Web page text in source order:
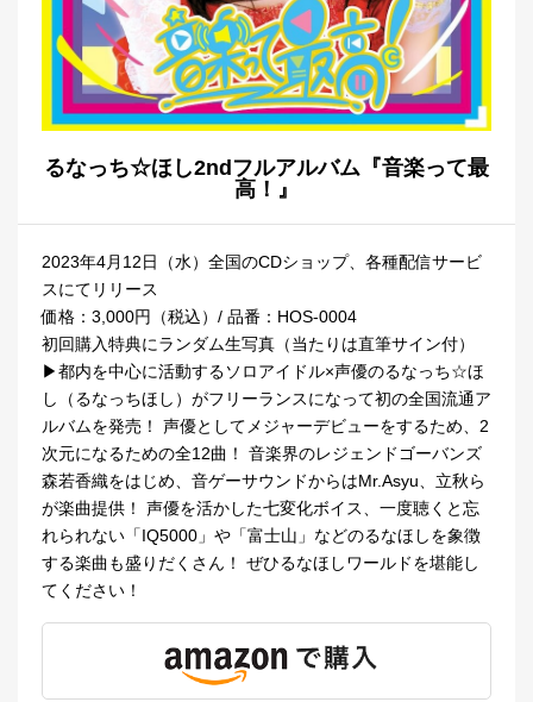
るなっち☆ほし2ndフルアルバム『音楽って最
高！』
2023年4月12日（水）全国のCDショップ、各種配信サービ
スにてリリース
価格：3,000円（税込）/ 品番：HOS-0004
初回購入特典にランダム生写真（当たりは直筆サイン付）
▶︎都内を中心に活動するソロアイドル×声優のるなっち☆ほ
し（るなっちほし）がフリーランスになって初の全国流通ア
ルバムを発売！ 声優としてメジャーデビューをするため、2
次元になるための全12曲！ 音楽界のレジェンドゴーバンズ
森若香織をはじめ、音ゲーサウンドからはMr.Asyu、立秋ら
が楽曲提供！ 声優を活かした七変化ボイス、一度聴くと忘
れられない「IQ5000」や「富士山」などのるなほしを象徴
する楽曲も盛りだくさん！ ぜひるなほしワールドを堪能し
てください！